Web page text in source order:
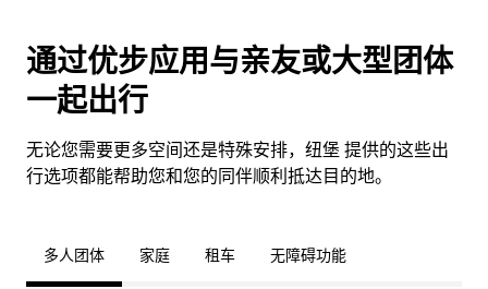
通过优步应用与亲友或大型团体
一起出行
无论您需要更多空间还是特殊安排，纽堡 提供的这些出
行选项都能帮助您和您的同伴顺利抵达目的地。
多人团体 家庭 租车 无障碍功能